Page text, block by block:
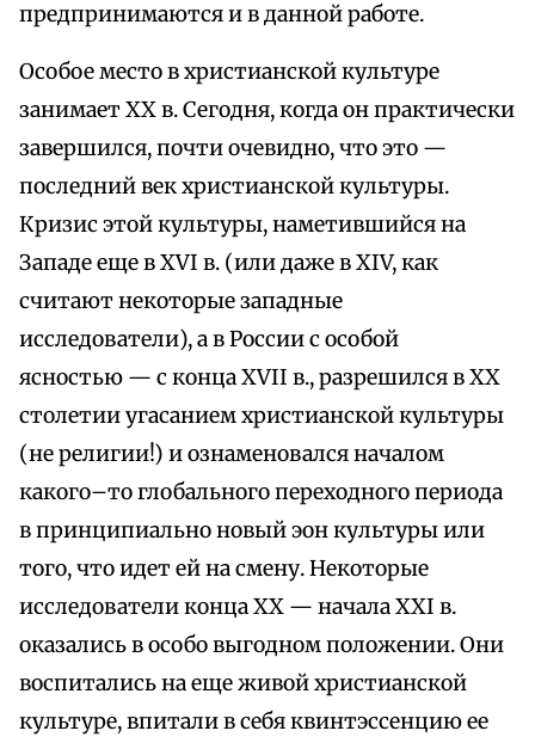
предпринимаются и в данной работе.
Особое место в христианской культуре
занимает XX в. Сегодня, когда он практически
завершился, почти очевидно, что это —
последний век христианской культуры.
Кризис этой культуры, наметившийся на
Западе еще в XVI в. (или даже в XIV, как
считают некоторые западные
исследователи), а в России с особой
ясностью — с конца XVII в., разрешился в XX
столетии угасанием христианской культуры
(не религии!) и ознаменовался началом
какого–то глобального переходного периода
в принципиально новый эон культуры или
того, что идет ей на смену. Некоторые
исследователи конца XX — начала XXI в.
оказались в особо выгодном положении. Они
воспитались на еще живой христианской
культуре, впитали в себя квинтэссенцию ее